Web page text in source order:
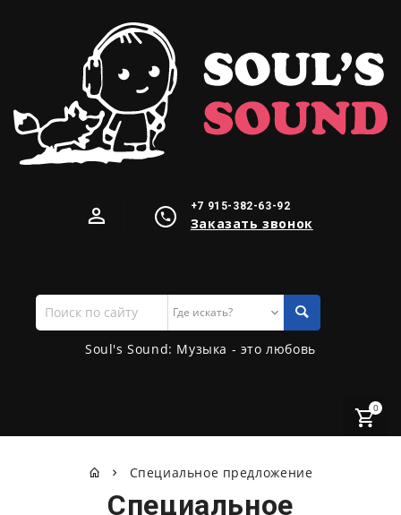
+7 915-382-63-92
Заказать звонок
Поиск
по
сайту
Soul's Sound: Музыка - это любовь
0
Специальное предложение
Специальное